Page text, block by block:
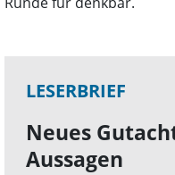
LESERBRIEF
Neues
Aussagen